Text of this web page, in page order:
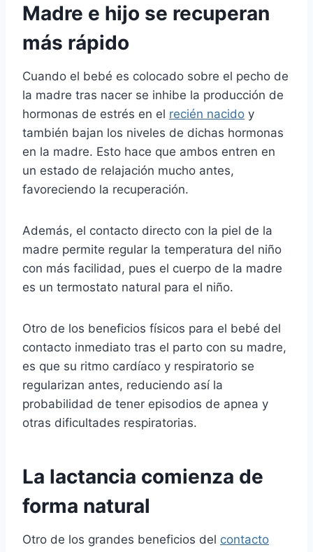
Madre e hijo se recuperan
más rápido
Cuando el bebé es colocado sobre el pecho de
la madre tras nacer se inhibe la producción de
hormonas de estrés en el recién nacido y
también bajan los niveles de dichas hormonas
en la madre. Esto hace que ambos entren en
un estado de relajación mucho antes,
favoreciendo la recuperación.
Además, el contacto directo con la piel de la
madre permite regular la temperatura del niño
con más facilidad, pues el cuerpo de la madre
es un termostato natural para el niño.
Otro de los beneficios físicos para el bebé del
contacto inmediato tras el parto con su madre,
es que su ritmo cardíaco y respiratorio se
regularizan antes, reduciendo así la
probabilidad de tener episodios de apnea y
otras dificultades respiratorias.
La lactancia comienza de
forma natural
Otro de los grandes beneficios del contacto